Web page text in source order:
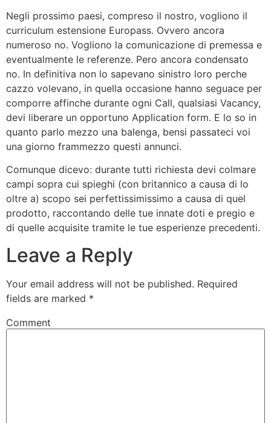
Negli prossimo paesi, compreso il nostro, vogliono il
curriculum estensione Europass. Ovvero ancora
numeroso no. Vogliono la comunicazione di premessa e
eventualmente le referenze. Pero ancora condensato
no. In definitiva non lo sapevano sinistro loro perche
cazzo volevano, in quella occasione hanno seguace per
comporre affinche durante ogni Call, qualsiasi Vacancy,
devi liberare un opportuno Application form. E lo so in
quanto parlo mezzo una balenga, bensi passateci voi
una giorno frammezzo questi annunci.
Comunque dicevo: durante tutti richiesta devi colmare
campi sopra cui spieghi (con britannico a causa di lo
oltre a) scopo sei perfettissimissimo a causa di quel
prodotto, raccontando delle tue innate doti e pregio e
di quelle acquisite tramite le tue esperienze precedenti.
Leave a Reply
Your email address will not be published. Required
fields are marked *
Comment